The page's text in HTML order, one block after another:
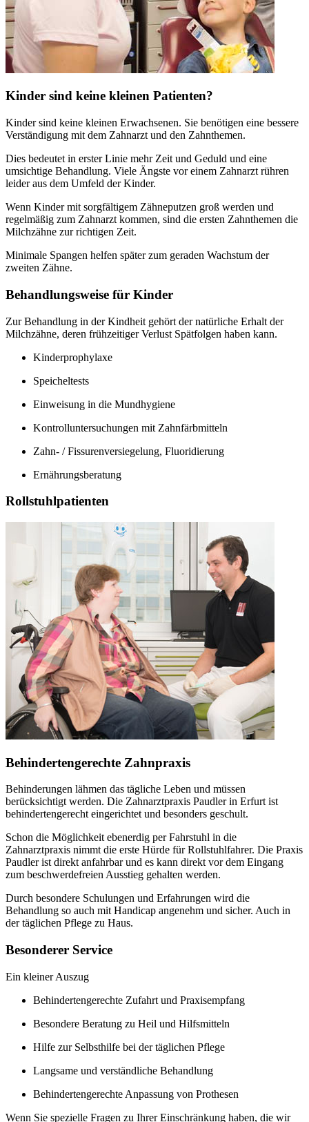
Kinder sind keine kleinen Patienten?
Kinder sind keine kleinen Erwachsenen. Sie benötigen eine bessere
Verständigung mit dem Zahnarzt und den Zahnthemen.
Dies bedeutet in erster Linie mehr Zeit und Geduld und eine
umsichtige Behandlung. Viele Ängste vor einem Zahnarzt rühren
leider aus dem Umfeld der Kinder.
Wenn Kinder mit sorgfältigem Zähneputzen groß werden und
regelmäßig zum Zahnarzt kommen, sind die ersten Zahnthemen die
Milchzähne zur richtigen Zeit.
Minimale Spangen helfen später zum geraden Wachstum der
zweiten Zähne.
Behandlungsweise für Kinder
Zur Behandlung in der Kindheit gehört der natürliche Erhalt der
Milchzähne, deren frühzeitiger Verlust Spätfolgen haben kann.
Kinderprophylaxe
Speicheltests
Einweisung in die Mundhygiene
Kontrolluntersuchungen mit Zahnfärbmitteln
Zahn- / Fissurenversiegelung, Fluoridierung
Ernährungsberatung
Rollstuhlpatienten
Behindertengerechte Zahnpraxis
Behinderungen lähmen das tägliche Leben und müssen
berücksichtigt werden. Die Zahnarztpraxis Paudler in Erfurt ist
behindertengerecht eingerichtet und besonders geschult.
Schon die Möglichkeit ebenerdig per Fahrstuhl in die
Zahnarztpraxis nimmt die erste Hürde für Rollstuhlfahrer. Die Praxis
Paudler ist direkt anfahrbar und es kann direkt vor dem Eingang
zum beschwerdefreien Ausstieg gehalten werden.
Durch besondere Schulungen und Erfahrungen wird die
Behandlung so auch mit Handicap angenehm und sicher. Auch in
der täglichen Pflege zu Haus.
Besonderer Service
Ein kleiner Auszug
Behindertengerechte Zufahrt und Praxisempfang
Besondere Beratung zu Heil und Hilfsmitteln
Hilfe zur Selbsthilfe bei der täglichen Pflege
Langsame und verständliche Behandlung
Behindertengerechte Anpassung von Prothesen
Wenn Sie spezielle Fragen zu Ihrer Einschränkung haben, die wir